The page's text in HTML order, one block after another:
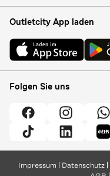
Outletcity App laden
Folgen Sie uns
Impressum Datenschutz